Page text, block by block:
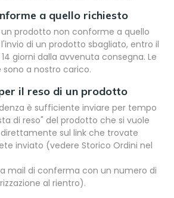
a quello richiesto
un prodotto non conforme a quello
di un prodotto sbagliato, entro il
giorni dalla avvenuta consegna. Le
sono a nostro carico.
il reso di un prodotto
è sufficiente inviare per tempo
di reso" del prodotto che si vuole
sul link che trovate
inviato (vedere Storico Ordini nel
mail di conferma con un numero di
al rientro).